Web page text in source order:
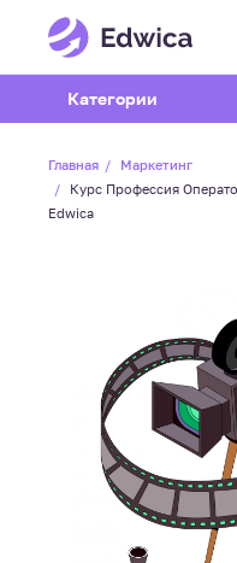
Открыть подменю
Категории
Главная
Маркетинг
Курс Профессия
Edwica